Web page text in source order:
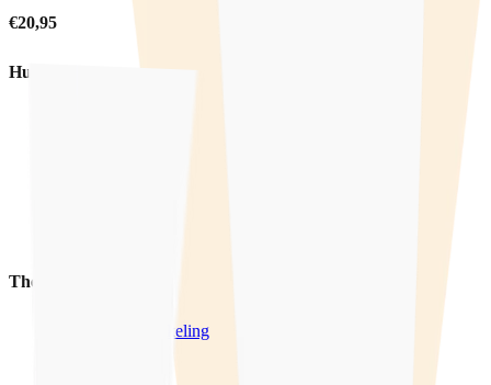
€20,95
Hulp
Thema's
Seksuele ontwikkeling